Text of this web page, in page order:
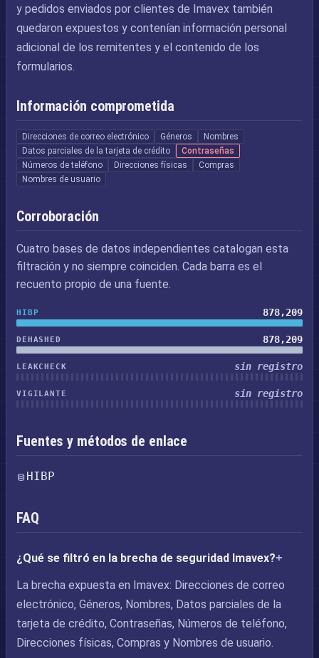
y pedidos enviados por clientes de Imavex también
quedaron expuestos y contenían información personal
adicional de los remitentes y el contenido de los
formularios.
Información comprometida
Direcciones de correo electrónico Géneros
Nombres
Datos parciales de la tarjeta de crédito
Contraseñas
Números de teléfono
Direcciones físicas
Compras
Nombres de usuario
Corroboración
Cuatro bases de datos independientes catalogan esta
filtración y no siempre coinciden. Cada barra es el
recuento propio de una fuente.
HIBP 878,209
DEHASHED 878,209
LEAKCHECK sin registro
VIGILANTE sin registro
Fuentes y métodos de enlace
HIBP
FAQ
¿Qué se filtró en la brecha de seguridad Imavex?
La brecha expuesta en Imavex: Direcciones de correo
electrónico, Géneros, Nombres, Datos parciales de la
tarjeta de crédito, Contraseñas, Números de teléfono,
Direcciones físicas, Compras y Nombres de usuario.